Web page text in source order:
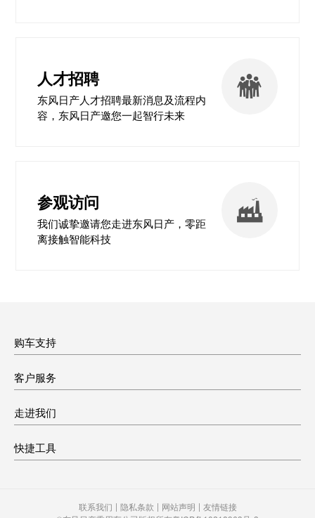
人才招聘
东风日产人才招聘最新消息及流程内
容，东风日产邀您一起智行未来
参观访问
我们诚挚邀请您走进东风日产，零距
离接触智能科技
购车支持
客户服务
走进我们
快捷工具
联系我们 | 隐私条款 | 网站声明 | 友情链接